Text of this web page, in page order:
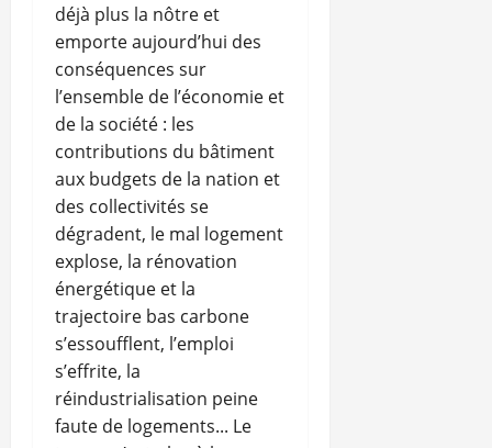
déjà plus la nôtre et
emporte aujourd’hui des
conséquences sur
l’ensemble de l’économie et
de la société : les
contributions du bâtiment
aux budgets de la nation et
des collectivités se
dégradent, le mal logement
explose, la rénovation
énergétique et la
trajectoire bas carbone
s’essoufflent, l’emploi
s’effrite, la
réindustrialisation peine
faute de logements... Le